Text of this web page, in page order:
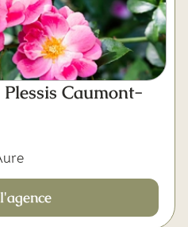
Plessis Caumont-